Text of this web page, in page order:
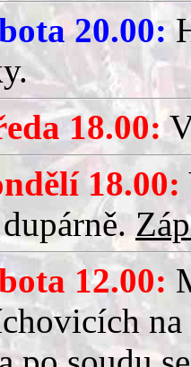
20.00:
18.00:
18.00:
12.00: